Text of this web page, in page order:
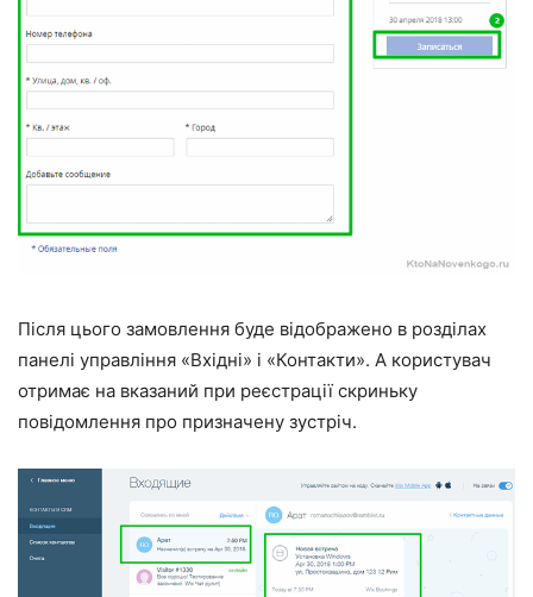
Після цього замовлення буде відображено в розділах
панелі управління «Вхідні» і «Контакти». А користувач
отримає на вказаний при реєстрації скриньку
повідомлення про призначену зустріч.